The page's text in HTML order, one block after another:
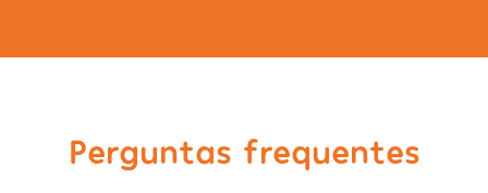
Perguntas frequentes